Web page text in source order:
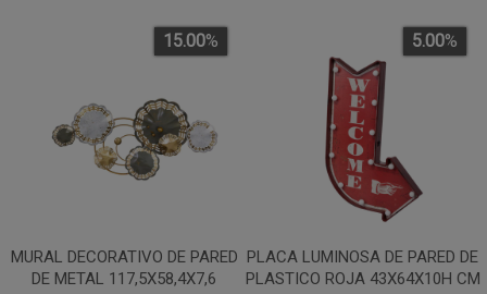
MURAL DECORATIVO DE PARED
DE METAL 117,5X58,4X7,6
15.00%
PLACA LUMINOSA DE PARED DE
PLASTICO ROJA 43X64X10H CM
5.00%